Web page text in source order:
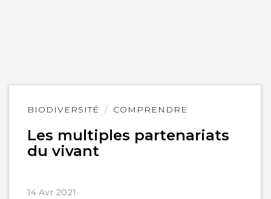
BIODIVERSITÉ COMPRENDRE
Les multiples partenariats
du vivant
14 Avr 2021
Lire